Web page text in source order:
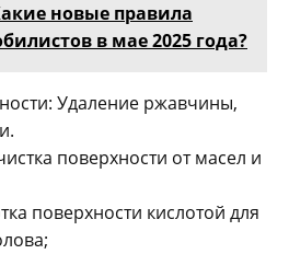
новые правила
в мае 2025 года?
Удаление ржавчины,
поверхности от масел и
поверхности кислотой для